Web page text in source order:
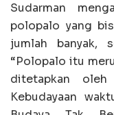
Sudarman
polopalo yang
jumlah banyak,
“Polopalo itu
ditetapkan oleh
Kebudayaan